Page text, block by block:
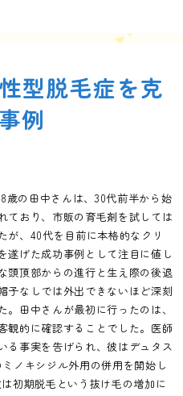
型脱毛症を克
例
歳の田中さんは、30代前半から始
ており、市販の育毛剤を試しては
が、40代を目前に本格的なクリ
遂げた成功事例として注目に値し
頭頂部からの進行と生え際の後退
子なしでは外出できないほど深刻
田中さんが最初に行ったのは、
観的に確認することでした。医師
る事実を告げられ、彼はデュタス
ノキシジル外用の併用を開始し
初期脱毛という抜け毛の増加に